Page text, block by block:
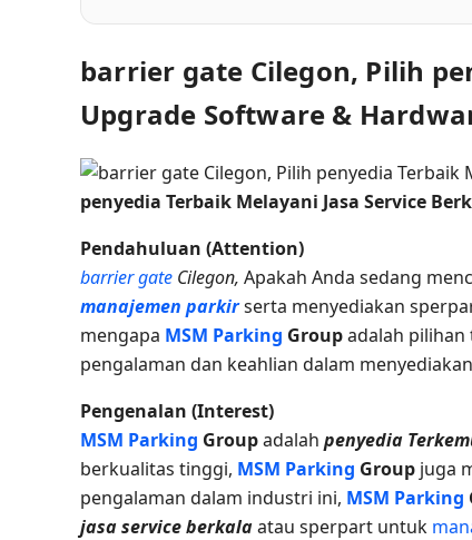
barrier gate Cilegon, Pilih
Upgrade Software &
penyedia Terbaik Melayani Jasa Service
Pendahuluan (Attention)
barrier gate Cilegon, Apakah Anda sedang
manajemen parkirserta menyediakan
mengapa MSM Parking Groupadalah
pengalaman dan keahlian dalam menyediakan
Pengenalan (Interest)
MSM Parking Groupadalah penyedia
berkualitas tinggi, MSM Parking Group juga
pengalaman dalam industri ini, MSM Parking
jasa service berkalaatau sperpart untuk